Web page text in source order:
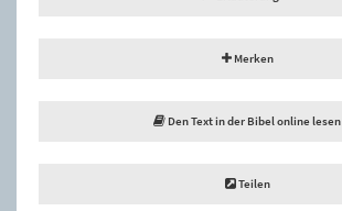
Merken
Den Text in der Bibel online lesen
Teilen